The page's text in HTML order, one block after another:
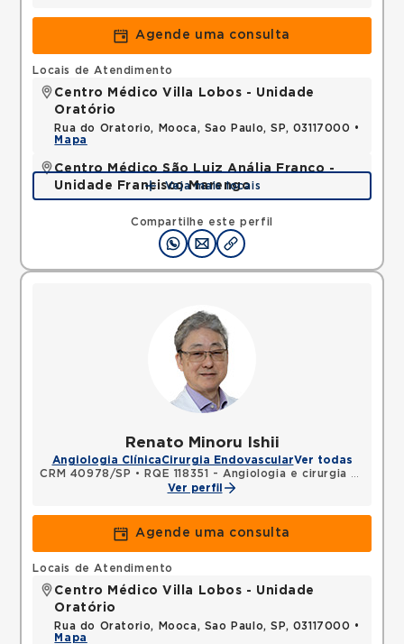
Agende uma consulta
Compartilhe este perfil
Locais de Atendimento
Centro Médico Villa Lobos - Unidade
Oratório
Rua do Oratorio, Mooca, Sao Paulo, SP, 03117000 •
Mapa
Centro Médico São Luiz Anália Franco -
Unidade Francisco Marengo
Rua Francisco Marengo, Tatuape, Sao Paulo, SP,
Mapa
Veja mais locais
Renato Minoru Ishii
Angiologia ClínicaCirurgia EndovascularVer todas
CRM 40978/SP •
RQE 118351 - Angiologia e cirurgia vascular
Ver perfil
Agende uma consulta
Locais de Atendimento
Centro Médico Villa Lobos - Unidade
Oratório
Rua do Oratorio, Mooca, Sao Paulo, SP, 03117000 •
Mapa